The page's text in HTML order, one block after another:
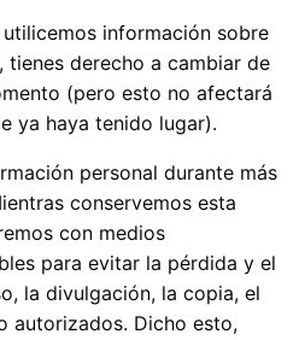
información sobre
derecho a cambiar de
(pero esto no afectará
ya haya tenido lugar).
personal durante más
conservemos esta
con medios
para evitar la pérdida y el
la divulgación, la copia, el
autorizados. Dicho esto,